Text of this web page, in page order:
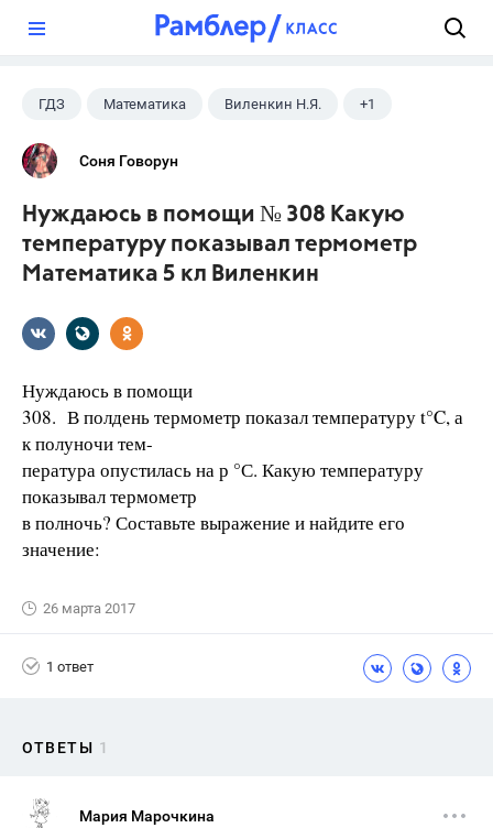
ГДЗ Математика Виленкин Н.Я. +1
5 класс
Соня Говорун
Нуждаюсь в помощи № 308 Какую
температуру показывал термометр
Математика 5 кл Виленкин
Нуждаюсь в помощи
308. В полдень термометр показал температуру t°C, а
к полуночи тем-
пература опустилась на р °С. Какую температуру
показывал термометр
в полночь? Составьте выражение и найдите его
значение:
26 марта 2017
1 ответ
ОТВЕТЫ 1
Мария Марочкина